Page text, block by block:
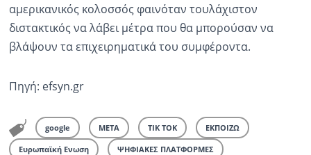
αμερικανικός κολοσσός φαινόταν τουλάχιστον
διστακτικός να λάβει μέτρα που θα μπορούσαν να
βλάψουν τα επιχειρηματικά του συμφέροντα.
Πηγή: efsyn.gr
google META TIK TOK ΕΚΠΟΙΖΩ
Ευρωπαϊκή Ενωση ΨΗΦΙΑΚΕΣ ΠΛΑΤΦΟΡΜΕΣ